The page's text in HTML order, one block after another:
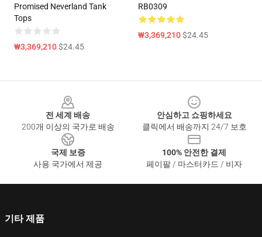
Promised Neverland Tank
Tops
₩3,369,210$24.45
RB0309
₩3,369,210$24.45
전 세계 배송
200개 이상의 국가로 배송
안심하고 쇼핑하세요
클릭에서 배송까지 24/7 보호
국제 보증
사용 국가에서 제공
100% 안전한 결제
페이팔 / 마스터카드 / 비자
기타 제품